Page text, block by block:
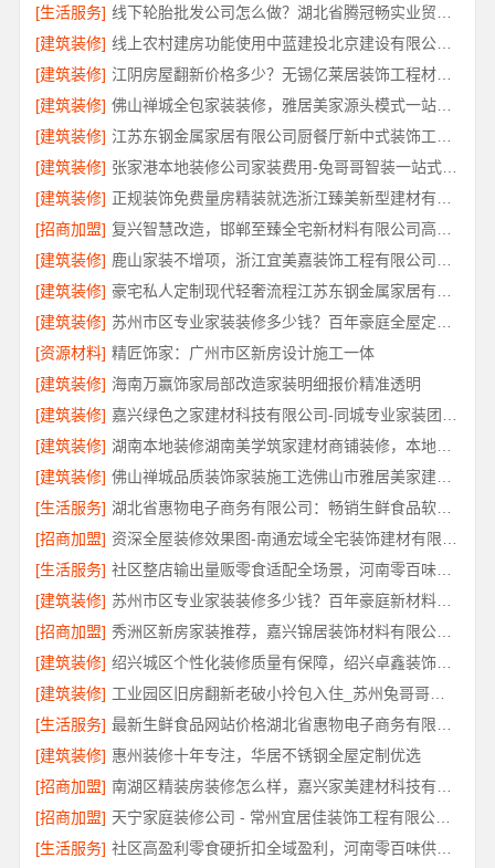
[生活服务]
[建筑装修]
线上农村建房功能使用中蓝建投北京建设有限公司四川
[建筑装修]
江阴房屋翻新价格多少？无锡亿莱居装饰工程材料有限公司全屋定制
[建筑装修]
佛山禅城全包家装装修，雅居美家源头模式一站搞定
[建筑装修]
[建筑装修]
张家港本地装修公司家装费用-兔哥哥智装一站式全包
[建筑装修]
[招商加盟]
[建筑装修]
[建筑装修]
[建筑装修]
[资源材料] 精匠饰家：广州市区新房设计施工一体
[建筑装修] 海南万赢饰家局部改造家装明细报价精准透明
[建筑装修]
[建筑装修]
[建筑装修]
佛山禅城品质装饰家装施工选佛山市雅居美家建筑装饰工程有限公司
[生活服务]
湖北省惠物电子商务有限公司：畅销生鲜食品软件功能全解析
[招商加盟]
[生活服务]
社区整店输出量贩零食适配全场景，河南零百味供应链有限公司专业加盟服务
[建筑装修]
苏州市区专业家装装修多少钱？百年豪庭新材料有限公司透明报价
[招商加盟]
秀洲区新房家装推荐，嘉兴锦居装饰材料有限公司一站式整装
[建筑装修]
绍兴城区个性化装修质量有保障，绍兴卓鑫装饰材料有限公司
[建筑装修]
工业园区旧房翻新老破小拎包入住_苏州兔哥哥智装新材料有限公司
[生活服务]
[建筑装修] 惠州装修十年专注，华居不锈钢全屋定制优选
[招商加盟]
[招商加盟]
天宁家庭装修公司 - 常州宜居佳装饰工程有限公司专业推荐
[生活服务]
社区高盈利零食硬折扣全域盈利，河南零百味供应链有限公司